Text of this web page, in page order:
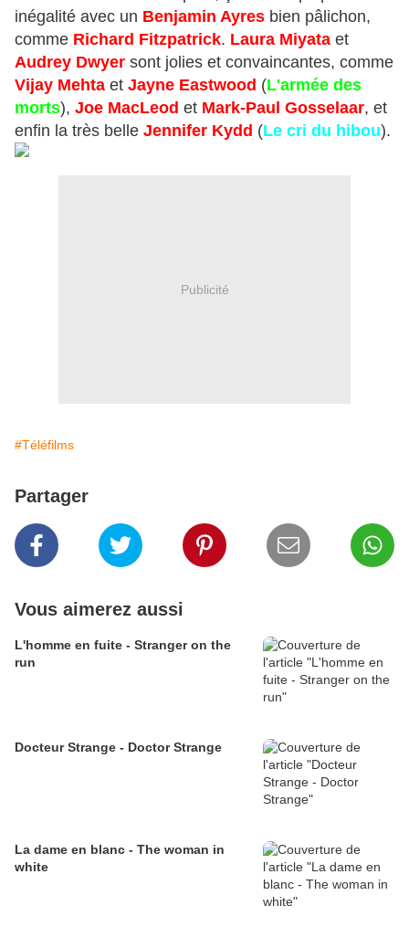
inégalité avec un Benjamin Ayres bien pâlichon,
comme Richard Fitzpatrick. Laura Miyata et
Audrey Dwyer sont jolies et convaincantes, comme
Vijay Mehta et Jayne Eastwood (L'armée des
morts), Joe MacLeod et Mark-Paul Gosselaar, et
enfin la très belle Jennifer Kydd (Le cri du hibou).
Publicité
#Téléfilms
Partager
Vous aimerez aussi
L'homme en fuite - Stranger on the
run
Docteur Strange - Doctor Strange
La dame en blanc - The woman in
white